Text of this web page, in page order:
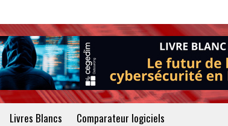
Livres Blancs Comparateur logiciels